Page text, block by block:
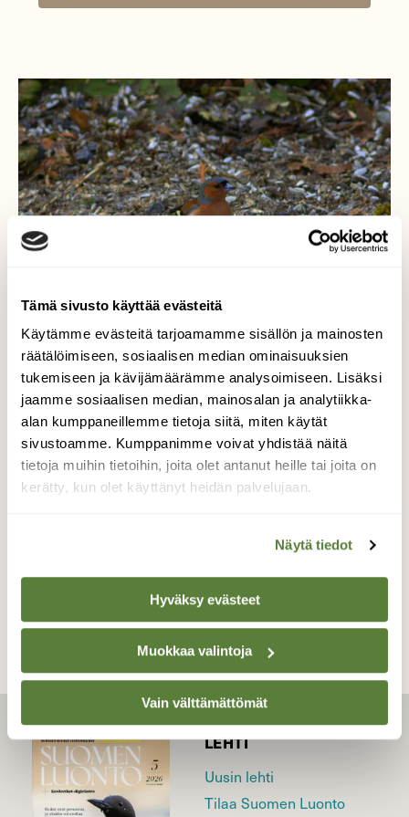
Tämä sivusto käyttää evästeitä
Käytämme evästeitä tarjoamamme sisällön ja mainosten
räätälöimiseen, sosiaalisen median ominaisuuksien
tukemiseen ja kävijämäärämme analysoimiseen. Lisäksi
jaamme sosiaalisen median, mainosalan ja analytiikka-
alan kumppaneillemme tietoja siitä, miten käytät
sivustoamme. Kumppanimme voivat yhdistää näitä
tietoja muihin tietoihin, joita olet antanut heille tai joita on
kerätty, kun olet käyttänyt heidän palvelujaan.
Näytä tiedot
Hyväksy evästeet
Muokkaa valintoja
Vain välttämättömät
Peippo
Peipot myös saapuivat pihapiiriin.
Valokuvaaja: Tapio Keinonen, Mänttä 14.4.2021
LEHTI
Uusin lehti
Tilaa Suomen Luonto